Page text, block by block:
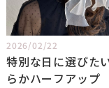
2026/02/22
特別な日に選びた
らかハーフアップ